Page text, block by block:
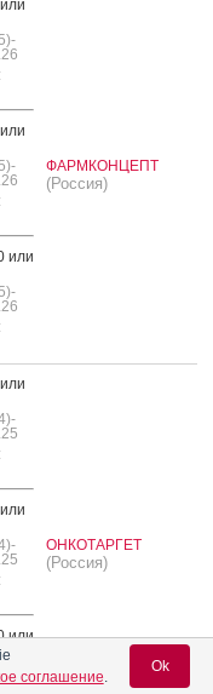
или
ФАРМКОНЦЕПТ
(Россия)
или
ОНКОТАРГЕТ
(Россия)
соглашение.
Ok